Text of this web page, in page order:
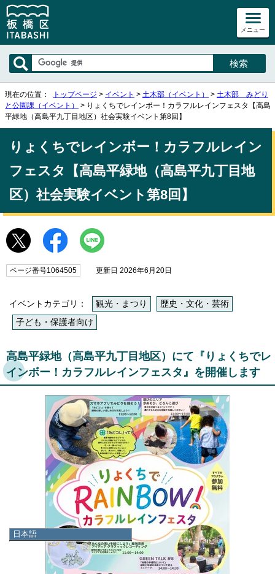
メニュー
日本語
現在の位置： トップページ > イベント > 土木部（イベント） > 土木部 みどり
と公園課（イベント）
> りょくちでレインボー！カラフルレインフェスタ【高島
平緑地（高島平九丁目地区）社会実験イベント第8回】
りょくちでレインボー！カラフルレイン
フェスタ【高島平緑地（高島平九丁目地
区）社会実験イベント第8回】
ページ番号1064505 更新日 2026年6月20日
イベントカテゴリ： 観光・まつり
歴史・文化・芸術
子ども・保護者向け
高島平緑地（高島平九丁目地区）にて『りょくちでレ
インボー！カラフルレインフェスタ』を開催します